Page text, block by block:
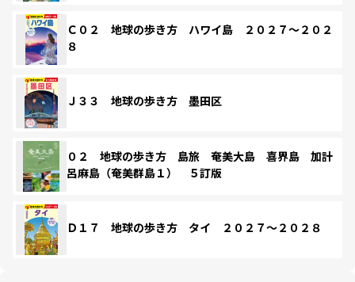
Ｃ０２ 地球の歩き方 ハワイ島 ２０２７～２０２
８
Ｊ３３ 地球の歩き方 墨田区
０２ 地球の歩き方 島旅 奄美大島 喜界島 加計
呂麻島（奄美群島１） ５訂版
Ｄ１７ 地球の歩き方 タイ ２０２７～２０２８